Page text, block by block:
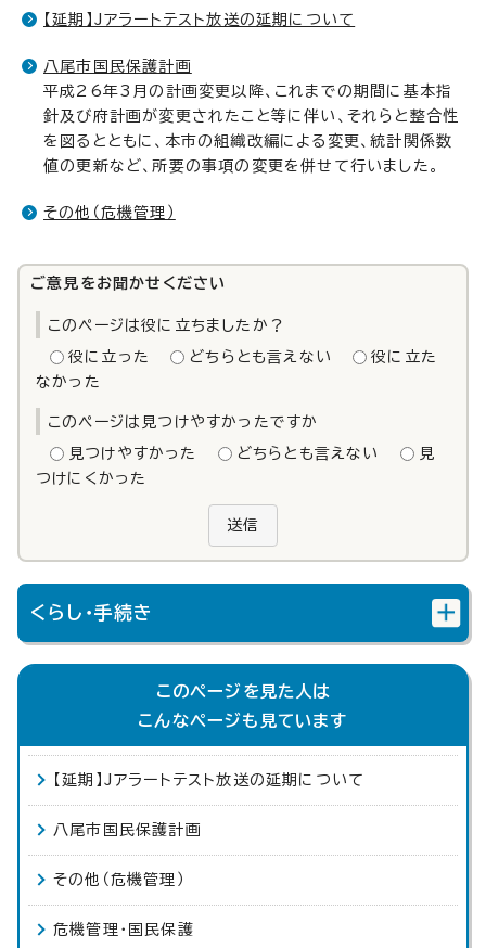
【延期】Jアラートテスト放送の延期について
八尾市国民保護計画
平成26年3月の計画変更以降、これまでの期間に基本指
針及び府計画が変更されたこと等に伴い、それらと整合性
を図るとともに、本市の組織改編による変更、統計関係数
値の更新など、所要の事項の変更を併せて行いました。
その他（危機管理）
ご意見をお聞かせください
このページは役に立ちましたか？
役に立った どちらとも言えない
役に立た
なかった
このページは見つけやすかったですか
見つけやすかった どちらとも言えない
見
つけにくかった
送信
くらし・手続き
このページを見た人は
こんなページも見ています
【延期】Jアラートテスト放送の延期について
八尾市国民保護計画
その他（危機管理）
危機管理・国民保護